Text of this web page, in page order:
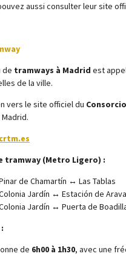
aussi consulter leur site
de tramways à Madrid est
de la ville.
vers le site officiel du
tramway (Metro Ligero) :
de Chamartín ↔ Las Tablas
Jardín ↔ Estación de
Jardín ↔ Puerta de
de 6h00 à 1h30, avec une